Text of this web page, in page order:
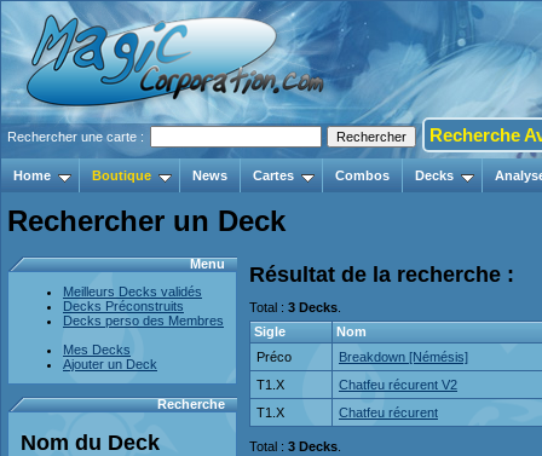
Rechercher une carte : Recherche
Home Boutique News Cartes Combos Decks
Rechercher un Deck
Menu
Meilleurs Decks validés
Decks Préconstruits
Decks perso des Membres
Mes Decks
Ajouter un Deck
Recherche
Nom du Deck
Résultat de la recherche :
Total : 3 Decks
Sigle
Nom
Préco
Breakdown [Némésis]
T1.X
Chatfeu récurent V2
T1.X
Chatfeu récurent
Total : 3 Decks